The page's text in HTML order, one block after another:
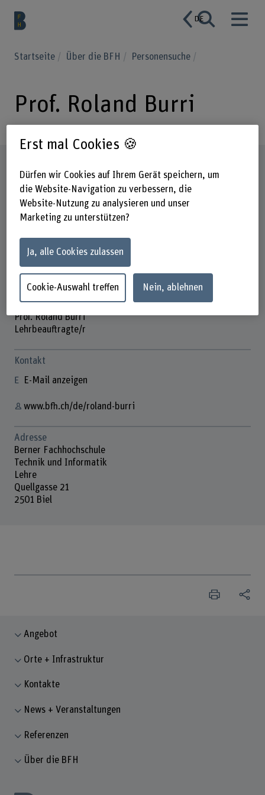
DE
Startseite Über die BFH Personensuche
Prof. Roland Burri
Prof. Roland Burri
Lehrbeauftragte/r
Kontakt
E-Mail anzeigen
www.bfh.ch/de/roland-burri
Adresse
Berner Fachhochschule
Technik und Informatik
Lehre
Quellgasse 21
2501 Biel
Angebot
Orte + Infrastruktur
Kontakte
News + Veranstaltungen
Referenzen
Über die BFH
Erst mal Cookies 🍪
Dürfen wir Cookies auf Ihrem Gerät speichern, um
die Website-Navigation zu verbessern, die
Website-Nutzung zu analysieren und unser
Marketing zu unterstützen?
Ja, alle Cookies zulassen
Cookie-Auswahl treffen Nein, ablehnen